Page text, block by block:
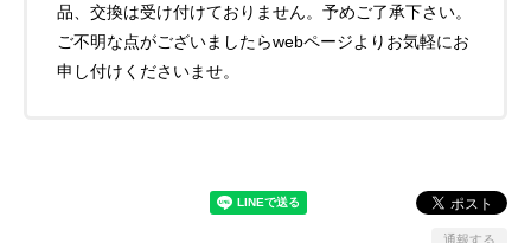
品、交換は受け付けておりません。予めご了承下さい。
ご不明な点がございましたらwebページよりお気軽にお
申し付けくださいませ。
通報する